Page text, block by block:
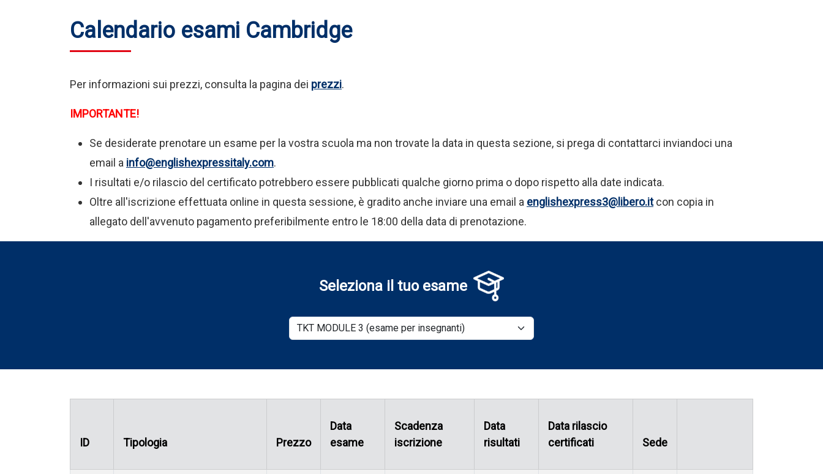
Calendario esami Cambridge
Per informazioni sui prezzi, consulta la pagina dei prezzi.
IMPORTANTE!
Se desiderate prenotare un esame per la vostra scuola ma non trovate la data in questa sezione, si prega di contattarci inviandoci una
email a info@englishexpressitaly.com.
I risultati e/o rilascio del certificato potrebbero essere pubblicati qualche giorno prima o dopo rispetto alla date indicata.
Oltre all'iscrizione effettuata online in questa sessione, è gradito anche inviare una email a englishexpress3@libero.itcon copia in
allegato dell'avvenuto pagamento preferibilmente entro le 18:00 della data di prenotazione.
Seleziona il tuo esame
ID Tipologia Prezzo
Data
esame
Scadenza
iscrizione
Data
risultati
Data rilascio
certificati
Sede